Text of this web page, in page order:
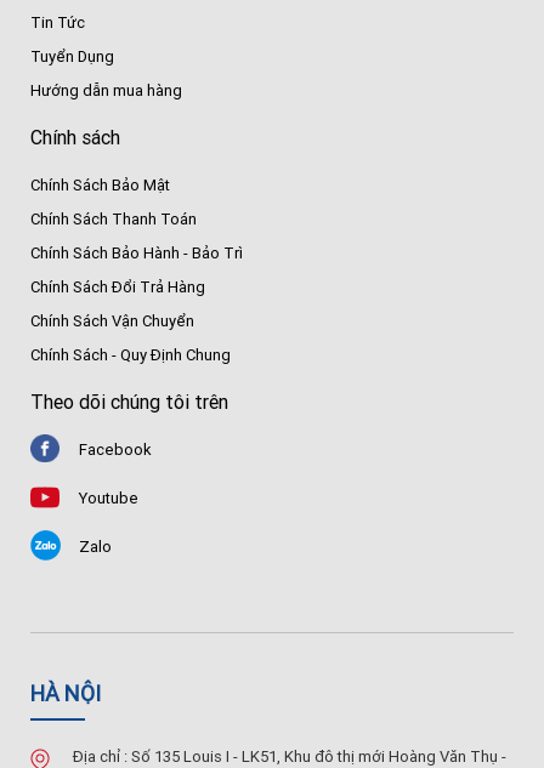
Tin Tức
Tuyển Dụng
Hướng dẫn mua hàng
Chính sách
Chính Sách Bảo Mật
Chính Sách Thanh Toán
Chính Sách Bảo Hành - Bảo Trì
Chính Sách Đổi Trả Hàng
Chính Sách Vận Chuyển
Chính Sách - Quy Định Chung
Theo dõi chúng tôi trên
Facebook
Youtube
Zalo
HÀ NỘI
Địa chỉ : Số 135 Louis I - LK51, Khu đô thị mới Hoàng Văn Thụ -